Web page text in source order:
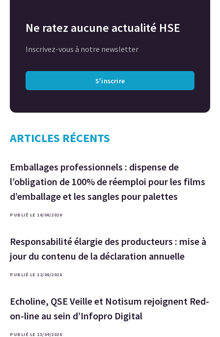
Ne ratez aucune actualité HSE
Inscrivez-vous à notre newsletter
S'inscrire
ARTICLES RÉCENTS
Emballages professionnels : dispense de
l’obligation de 100% de réemploi pour les films
d’emballage et les sangles pour palettes
PUBLIÉ LE 16/06/2026
Responsabilité élargie des producteurs : mise à
jour du contenu de la déclaration annuelle
PUBLIÉ LE 12/06/2026
Echoline, QSE Veille et Notisum rejoignent Red-
on-line au sein d’Infopro Digital
PUBLIÉ LE 13/04/2026